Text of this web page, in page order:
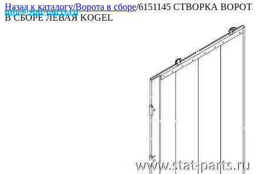
info@stat-parts.ru
Назад к каталогу/Ворота в сборе/6151145 СТВОРКА ВОРОТ
В СБОРЕ ЛЕВАЯ KOGEL